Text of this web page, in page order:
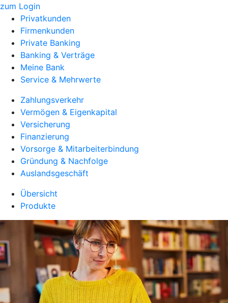
zum Login
Privatkunden
Firmenkunden
Private Banking
Banking & Verträge
Meine Bank
Service & Mehrwerte
Zahlungsverkehr
Vermögen & Eigenkapital
Versicherung
Finanzierung
Vorsorge & Mitarbeiterbindung
Gründung & Nachfolge
Auslandsgeschäft
Übersicht
Produkte